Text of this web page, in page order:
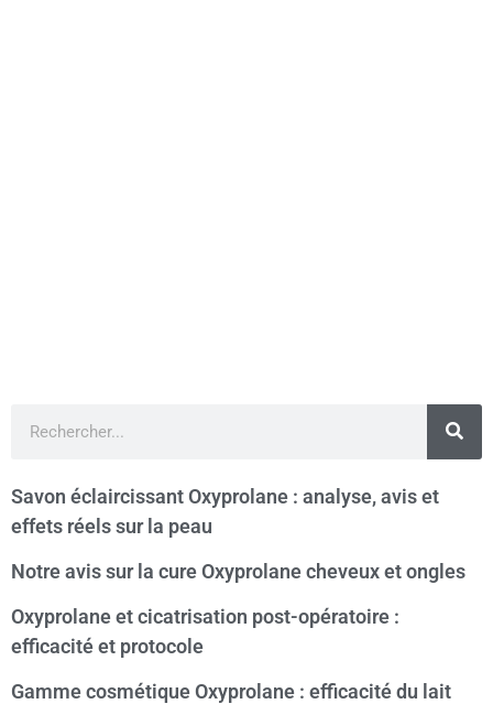
Savon éclaircissant Oxyprolane : analyse, avis et
effets réels sur la peau
Notre avis sur la cure Oxyprolane cheveux et ongles
Oxyprolane et cicatrisation post-opératoire :
efficacité et protocole
Gamme cosmétique Oxyprolane : efficacité du lait